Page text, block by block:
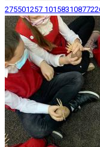
275501257